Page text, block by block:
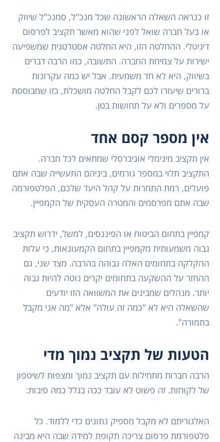
זו כנראה השאלה הראשונה שכל מנכ"ל, סמנכ"ל שיווק
או בעל חברה שואל לפני שהוא מאשר תקציב לפרסום
דיגיטלי. ההחלטה הזו, היא החלטה אסטרטגית שמשפיעה
ישירות על צמיחת החברה. התשובה, כמו הרבה דברים
בשיווק, היא לא חד משמעית. אבל יש כמה עקרונות
ברורים שיעזרו לכם לקבל החלטה מושכלת, כזו שמבוססת
על מספרים ולא על תחושות בטן.
אין מספר קסם אחד
אין תקציב מינימלי אוניברסלי שמתאים לכל חברה.
התקציב תלוי במספר גורמים, ביניהם התעשייה שבה אתם
פועלים, רמת התחרות על קהל היעד שלכם, הפלטפורמה
שבה אתם מפרסמים והמטרה העסקית של הקמפיין.
קמפיין בתחום הביטוח או הפיננסים, למשל, ידרוש תקציב
גבוה משמעותית מקמפיין בתחום הקמעונאות, כי עלות
ההקלקה בתחומים האלה גבוהה בהרבה. מצד שני, גם
ההחזר על ההשקעה בתחומים יקרים נוטה להיות גבוה
יותר. מנהלים שמבינים את המשוואה הזו יודעים
שהשאלה היא לא "כמה זה עולה" אלא "מה אני מקבל
בתמורה".
הטעות של תקציב נמוך מדי
הרבה חברות מתחילות עם תקציב נמוך ומצפות לשיטפון
של לקוחות. זה פשוט לא עובד ככה בגלל כמה סיבות:
האלגוריתם לא מקבל מספיק נתונים כדי ללמוד. כל
פלטפורמת פרסום צריכה תקופת למידה שבה היא מבינה